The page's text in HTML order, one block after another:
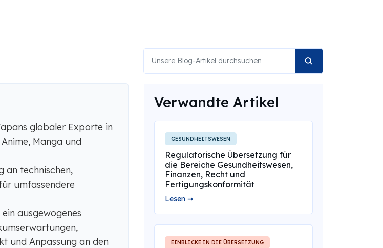
globaler Exporte in
Manga und
an technischen,
umfassendere
ausgewogenes
und Anpassung an den
Verwandte Artikel
GESUNDHEITSWESEN
Regulatorische Übersetzung für
die Bereiche Gesundheitswesen,
Finanzen, Recht und
Fertigungskonformität
Lesen ➞
EINBLICKE IN DIE ÜBERSETZUNG